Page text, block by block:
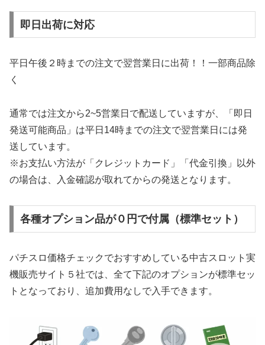
即日出荷に対応
平日午後２時までの注文で翌営業日に出荷！！一部商品除
く
通常では注文から2~5営業日で配送していますが、「即日
発送可能商品」は平日14時までの注文で翌営業日には発
送しています。
※お支払い方法が「クレジットカード」「代金引換」以外
の場合は、入金確認が取れてからの発送となります。
各種オプション品が０円で付属（標準セット）
パチスロ価格チェックでおすすめしている中古スロット実
機販売サイト５社では、全て下記のオプションが標準セッ
トとなっており、追加費用なしで入手できます。